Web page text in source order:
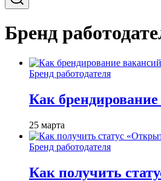
Бренд
Бренд работодателя
Как
25 марта
Бренд работодателя
Как получить